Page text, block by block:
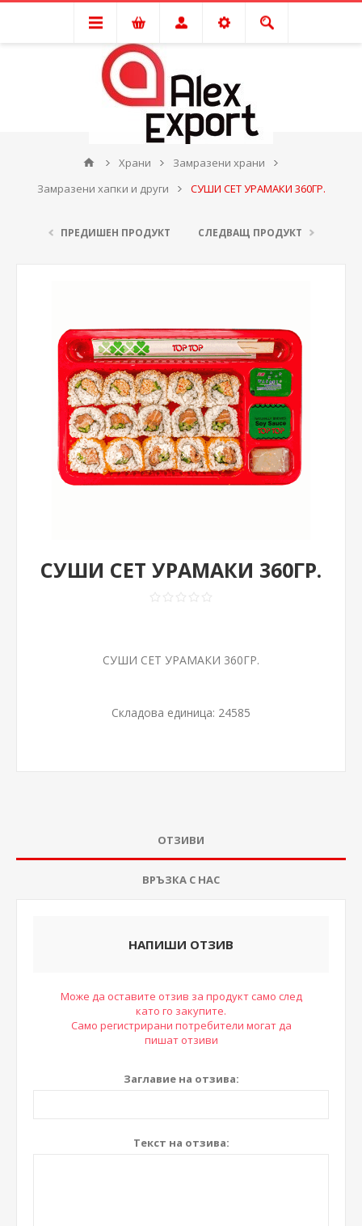
Храни
Замразени храни
Замразени хапки и други
СУШИ СЕТ УРАМАКИ 360ГР.
ПРЕДИШЕН ПРОДУКТ СЛЕДВАЩ ПРОДУКТ
СУШИ СЕТ УРАМАКИ 360ГР.
СУШИ СЕТ УРАМАКИ 360ГР.
Складова единица: 24585
ОТЗИВИ
ВРЪЗКА С НАС
НАПИШИ ОТЗИВ
Може да оставите отзив за продукт само след
като го закупите.
Само регистрирани потребители могат да
пишат отзиви
Заглавие на отзива:
Текст на отзива: